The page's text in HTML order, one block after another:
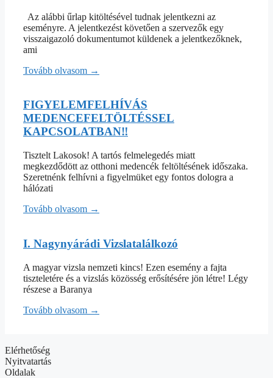
Az alábbi űrlap kitöltésével tudnak jelentkezni az
eseményre. A jelentkezést követően a szervezők egy
visszaigazoló dokumentumot küldenek a jelentkezőknek,
ami
Tovább olvasom →
FIGYELEMFELHÍVÁS
MEDENCEFELTÖLTÉSSEL
KAPCSOLATBAN‼️
Tisztelt Lakosok! A tartós felmelegedés miatt
megkezdődött az otthoni medencék feltöltésének időszaka.
Szeretnénk felhívni a figyelmüket egy fontos dologra a
hálózati
Tovább olvasom →
I. Nagynyárádi Vizslatalálkozó
A magyar vizsla nemzeti kincs! Ezen esemény a fajta
tiszteletére és a vizslás közösség erősítésére jön létre! Légy
részese a Baranya
Tovább olvasom →
Elérhetőség
Nyitvatartás
Oldalak